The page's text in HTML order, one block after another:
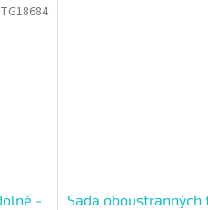
-
TG18684
Sada oboustranných